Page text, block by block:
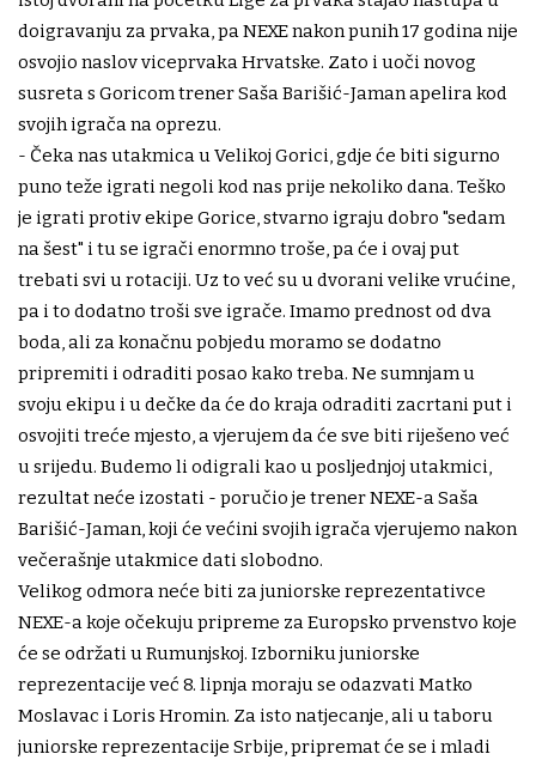
doigravanju za prvaka, pa NEXE nakon punih 17 godina nije
osvojio naslov viceprvaka Hrvatske. Zato i uoči novog
susreta s Goricom trener Saša Barišić-Jaman apelira kod
svojih igrača na oprezu.
- Čeka nas utakmica u Velikoj Gorici, gdje će biti sigurno
puno teže igrati negoli kod nas prije nekoliko dana. Teško
je igrati protiv ekipe Gorice, stvarno igraju dobro "sedam
na šest" i tu se igrači enormno troše, pa će i ovaj put
trebati svi u rotaciji. Uz to već su u dvorani velike vrućine,
pa i to dodatno troši sve igrače. Imamo prednost od dva
boda, ali za konačnu pobjedu moramo se dodatno
pripremiti i odraditi posao kako treba. Ne sumnjam u
svoju ekipu i u dečke da će do kraja odraditi zacrtani put i
osvojiti treće mjesto, a vjerujem da će sve biti riješeno već
u srijedu. Budemo li odigrali kao u posljednjoj utakmici,
rezultat neće izostati - poručio je trener NEXE-a Saša
Barišić-Jaman, koji će većini svojih igrača vjerujemo nakon
večerašnje utakmice dati slobodno.
Velikog odmora neće biti za juniorske reprezentativce
NEXE-a koje očekuju pripreme za Europsko prvenstvo koje
će se održati u Rumunjskoj. Izborniku juniorske
reprezentacije već 8. lipnja moraju se odazvati Matko
Moslavac i Loris Hromin. Za isto natjecanje, ali u taboru
juniorske reprezentacije Srbije, pripremat će se i mladi